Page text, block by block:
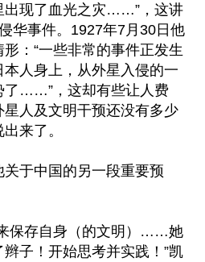
出现了血光之灾……”，这讲
华事件。1927年7月30日他
：“一些非常的事件正发生
人身上，从外星入侵的一
了……”，这却有些让人费
人及文明干预还没有多少
来了。
于中国的另一段重要预
保存自身（的文明）……她
子！开始思考并实践！”凯